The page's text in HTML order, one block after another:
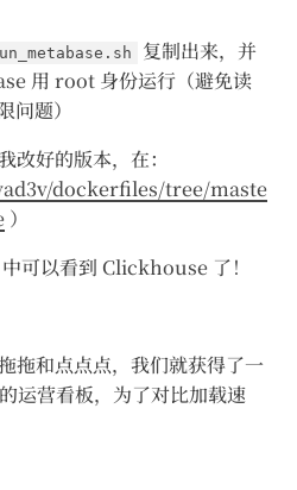
复制出来，并
用 root 身份运行（避免读
题）
改好的版本，在：
dockerfiles/tree/maste
）
可以看到 Clickhouse 了！
拖和点点点，我们就获得了一
运营看板，为了对比加载速